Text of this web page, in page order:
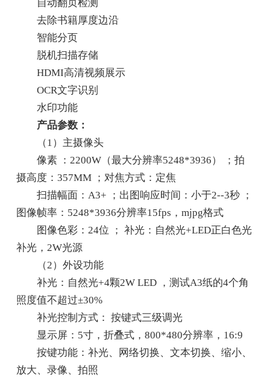
自动翻页检测
去除书籍厚度边沿
智能分页
脱机扫描存储
HDMI高清视频展示
OCR文字识别
水印功能
产品参数：
（1）主摄像头
像素 ：2200W（最大分辨率5248*3936） ；拍
摄高度：357MM ；对焦方式：定焦
扫描幅面：A3+ ；出图响应时间：小于2--3秒 ；
图像帧率：5248*3936分辨率15fps，mjpg格式
图像色彩：24位 ； 补光：自然光+LED正白色光
补光，2W光源
（2）外设功能
补光：自然光+4颗2W LED ，测试A3纸的4个角
照度值不超过±30%
补光控制方式： 按键式三级调光
显示屏：5寸，折叠式，800*480分辨率，16:9
按键功能：补光、网络切换、文本切换、缩小、
放大、录像、拍照